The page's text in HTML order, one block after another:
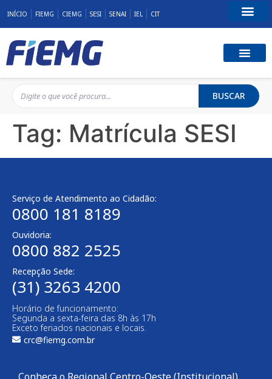
INÍCIO FIEMG CIEMG SESI SENAI IEL CIT
BUSCAR
Tag: Matrícula SESI
Serviço de Atendimento ao Cidadão:
0800 181 8189
Ouvidoria:
0800 882 2525
Recepção Sede:
(31) 3263 4200
Horário de funcionamento:
Segunda a sexta-feira das 8h às 17h
Exceto feriados nacionais e locais.
crc@fiemg.com.br